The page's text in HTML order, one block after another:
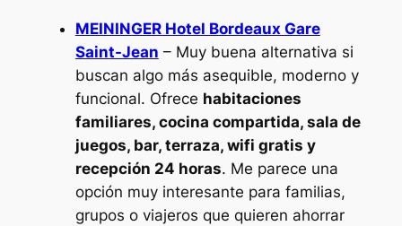
MEININGER Hotel Bordeaux Gare
Saint-Jean – Muy buena alternativa si
buscan algo más asequible, moderno y
funcional. Ofrece habitaciones
familiares, cocina compartida, sala de
juegos, bar, terraza, wifi gratis y
recepción 24 horas. Me parece una
opción muy interesante para familias,
grupos o viajeros que quieren ahorrar